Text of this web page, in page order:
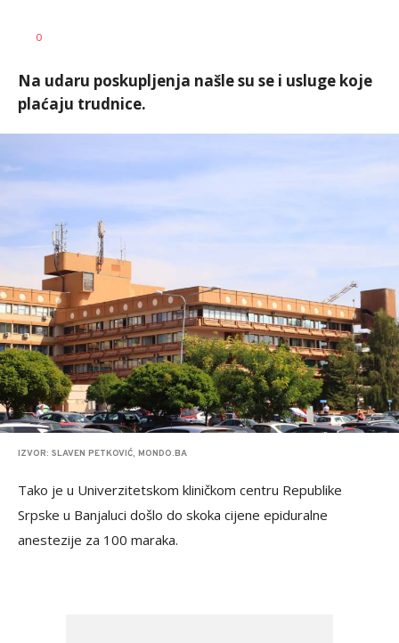
AUTOR
0
Na udaru poskupljenja našle su se i usluge koje
plaćaju trudnice.
IZVOR: SLAVEN PETKOVIĆ, MONDO.BA
Tako je u Univerzitetskom kliničkom centru Republike
Srpske u Banjaluci došlo do skoka cijene epiduralne
anestezije za 100 maraka.